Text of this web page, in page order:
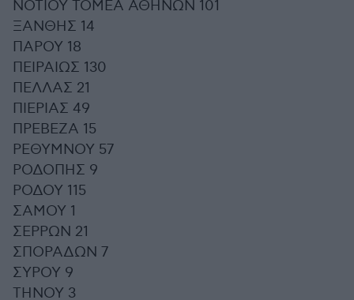
ΝΟΤΙΟΥ ΤΟΜΕΑ ΑΘΗΝΩΝ 101
ΞΑΝΘΗΣ 14
ΠΑΡΟΥ 18
ΠΕΙΡΑΙΩΣ 130
ΠΕΛΛΑΣ 21
ΠΙΕΡΙΑΣ 49
ΠΡΕΒΕΖΑ 15
ΡΕΘΥΜΝΟΥ 57
ΡΟΔΟΠΗΣ 9
ΡΟΔΟΥ 115
ΣΑΜΟΥ 1
ΣΕΡΡΩΝ 21
ΣΠΟΡΑΔΩΝ 7
ΣΥΡΟΥ 9
ΤΗΝΟΥ 3